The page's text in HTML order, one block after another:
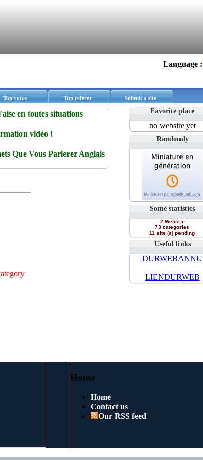
Language :
Top votes Top referer Submit a site
Favorite place
no website yet
Randomly
Some statistics
2 Website
73 categories
11 site (s) pending
Useful links
DURWEBANNU
LIENDURWEB
en toutes situations
vidéo !
Que Vous Parlerez Anglais
Home
Home
Contact us
Our RSS feed